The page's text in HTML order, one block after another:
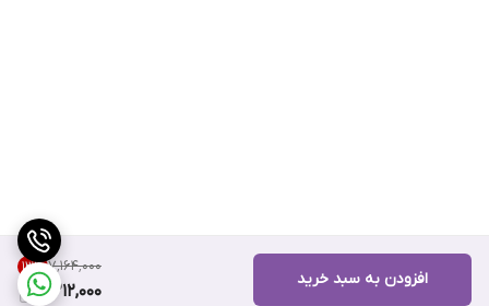
۷٬۱۶۴٬۰۰۰ 13%
6,212,000
افزودن به سبد خرید